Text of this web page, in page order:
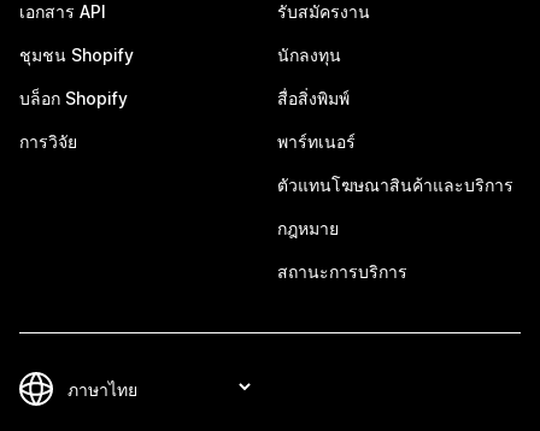
เอกสาร API
ชุมชน Shopify
บล็อก Shopify
การวิจัย
รับสมัครงาน
นักลงทุน
สื่อสิ่งพิมพ์
พาร์ทเนอร์
ตัวแทนโฆษณาสินค้าและบริการ
กฎหมาย
สถานะการบริการ